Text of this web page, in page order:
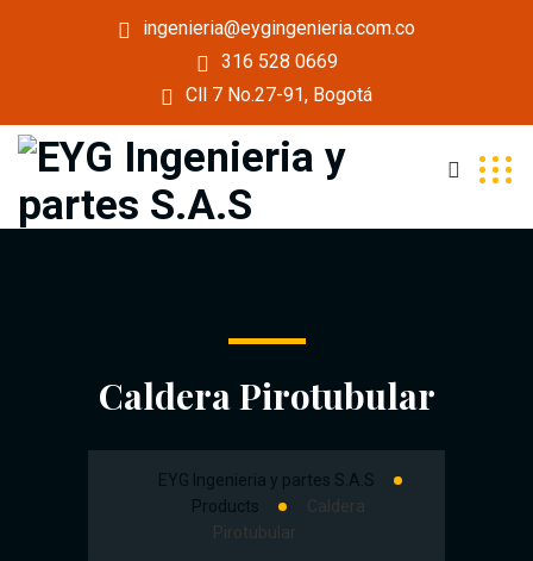
ingenieria@eygingenieria.com.co
316 528 0669
Cll 7 No.27-91, Bogotá
Caldera Pirotubular
EYG Ingenieria y partes S.A.S
Products
Caldera
Pirotubular